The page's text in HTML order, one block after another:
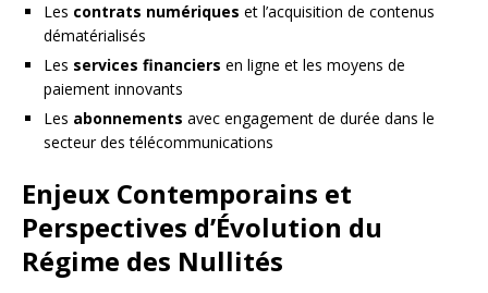
Les contrats numériques et l’acquisition de contenus
dématérialisés
Les services financiers en ligne et les moyens de
paiement innovants
Les abonnements avec engagement de durée dans le
secteur des télécommunications
Enjeux Contemporains et
Perspectives d’Évolution du
Régime des Nullités